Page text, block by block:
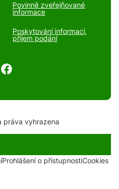
Povinně zveřejňované
informace
Poskytování informací,
příjem podání
práva vyhrazena
Prohlášení o přístupnostiCookies